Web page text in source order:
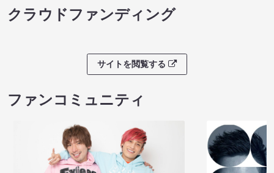
クラウドファンディング
サイトを閲覧する
ファンコミュニティ